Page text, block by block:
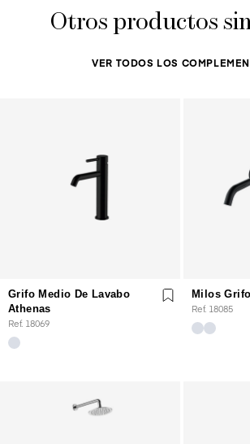
Otros productos
VER TODOS LOS
Grifo Medio De Lavabo
Athenas
Ref. 18069
Milos
Ref. 18085